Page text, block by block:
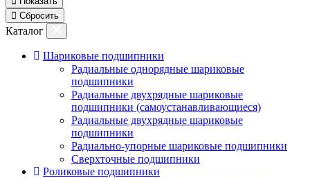
Сбросить
Каталог
Шариковые подшипники
Радиальные однорядные шариковые
подшипники
Радиальные двухрядные шариковые
подшипники (самоустанавливающиеся)
Радиальные двухрядные шариковые
подшипники
Радиально-упорные шариковые подшипники
Сверхточные подшипники
Роликовые подшипники